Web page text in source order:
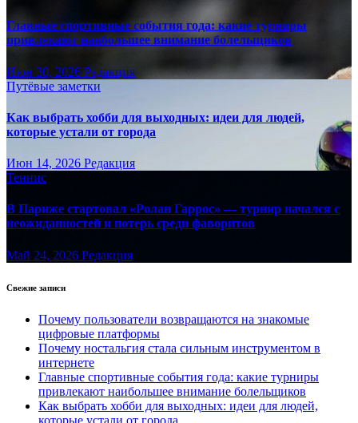
Главные спортивные события года: какие турниры
привлекают наибольшее внимание болельщиков
Июн 30, 2026 Редакция
Путёвые заметки
Как выбрать хобби для выходных: идеи для людей,
которые устали от города
Июн 14, 2026 Редакция
Теннис
В Париже стартовал «Ролан Гаррос» — турнир начался с
неожиданностей и потерь среди фаворитов
Май 24, 2026 Редакция
Свежие записи
Почему пользователи возвращаются на знакомые
цифровые платформы
Почему ностальгия стала сильным инструментом в
интернете
Главные спортивные события года: какие турниры
привлекают наибольшее внимание болельщиков
Как выбрать хобби для выходных: идеи для людей,
которые устали от города